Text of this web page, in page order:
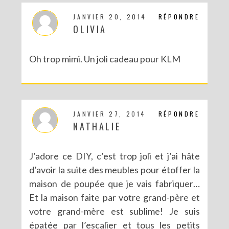
RÉPONDRE
JANVIER 20, 2014
OLIVIA
Oh trop mimi. Un joli cadeau pour KLM
RÉPONDRE
JANVIER 27, 2014
NATHALIE
J’adore ce DIY, c’est trop joli et j’ai hâte
d’avoir la suite des meubles pour étoffer la
maison de poupée que je vais fabriquer…
Et la maison faite par votre grand-père et
votre grand-mère est sublime! Je suis
épatée par l’escalier et tous les petits